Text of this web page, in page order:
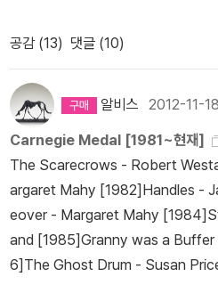
너를 과도하게 배려하고, 못된 아이
놀린다. 심지어 밤이면 몬스터의 방문
야기를 들려 주겠다면서 네 번째 이
몬스터의 말에 의하면 그 네번째 이야
두려워하는 것'이다. 아주 오래전부터
스터는 저 먼 옛날부터 근래에 이르
이야기들을 들려준다. 사랑하는 여인
으로 몰아 왕국을 지킨 왕손 이야기,
리기 위해 그토록 강고했던 신념을
이야기, 보이지 않아 외로웠던 사람이
맞다. 그게 가장 어렵다. 나도.
들여야지. 피할 수 없다면 다른 선택
표로 한 해를 마감하고 싶었지만, 물
음표. 계속 답을 찾아봐야겠다. 2012
트 소설을 추리면서 마음도 추슬러야
『잘라라, 기도하는 그 손을』과 『벤투
다. 내게 더 중요한 것은 픽션.
파
파씨의 입문을 읽은 후 이제 내게 한
김애란.
고요한 집, 오르한 파묵-
라앉은 어둠.
호프만의 허기, 레온
그 사소한 구원은. 여기까지 뻗어있
공감 (13) 댓글 (10)
알비스 2012-11-18
Carnegie Medal [1981~현재]
The Scarecrows - Robert
argaret Mahy [1982]Handles -
eover - Margaret Mahy
and [1985]Granny was a
6]The Ghost Drum - Susan